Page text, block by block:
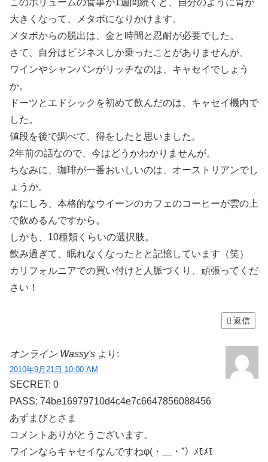
このボリュームの食事が1週間続くと、自分のように胃が
大きくなって、メタボになりかけます。
メタボからの脱出は、金と時間と忍耐が必要でした。
さて、自分はビジネスしか乗ったことがありませんが、
ワインやシャンパンがリッチなのは、キャセイでしょう
か。
ドーツとエドシックを初めて飲んだのは、キャセイ機内で
した。
値段を後で調べて、得をしたと思いました。
2年前の話なので、今はどうかわかりませんが。
ちなみに、珈琲が一番おいしいのは、オーストリアンでし
ょうか。
なにしろ、本格的なウイーンのカフェのコーヒーが雲の上
で飲めるんですから。
しかも、10種類くらいの選択肢。
飲み過ぎて、眠れなくなったとと記憶しています（笑）
カリフォルニアでの買い付けと人脈づくり、頑張ってくだ
さい！
返信
オンライン Wassy's より:
2010年9月21日 10:00 AM
SECRET: 0
PASS: 74be16979710d4c4e7c6647856088456
あずまびとさま
コメントありがとうございます。
ワインならキャセイなんですねφ(・＿・”）ﾒﾓﾒﾓ